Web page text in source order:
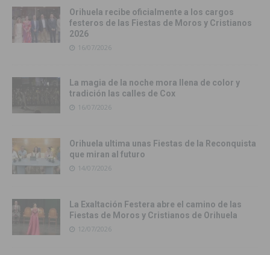
Orihuela recibe oficialmente a los cargos
festeros de las Fiestas de Moros y Cristianos
2026
16/07/2026
La magia de la noche mora llena de color y
tradición las calles de Cox
16/07/2026
Orihuela ultima unas Fiestas de la Reconquista
que miran al futuro
14/07/2026
La Exaltación Festera abre el camino de las
Fiestas de Moros y Cristianos de Orihuela
12/07/2026